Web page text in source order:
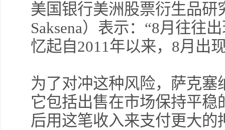
美国银行美洲股票衍生品研
Saksena）表示：“8月往往
忆起自2011年以来，8月出
为了对冲这种风险，萨克
它包括出售在市场保持平
后用这笔收入来支付更大